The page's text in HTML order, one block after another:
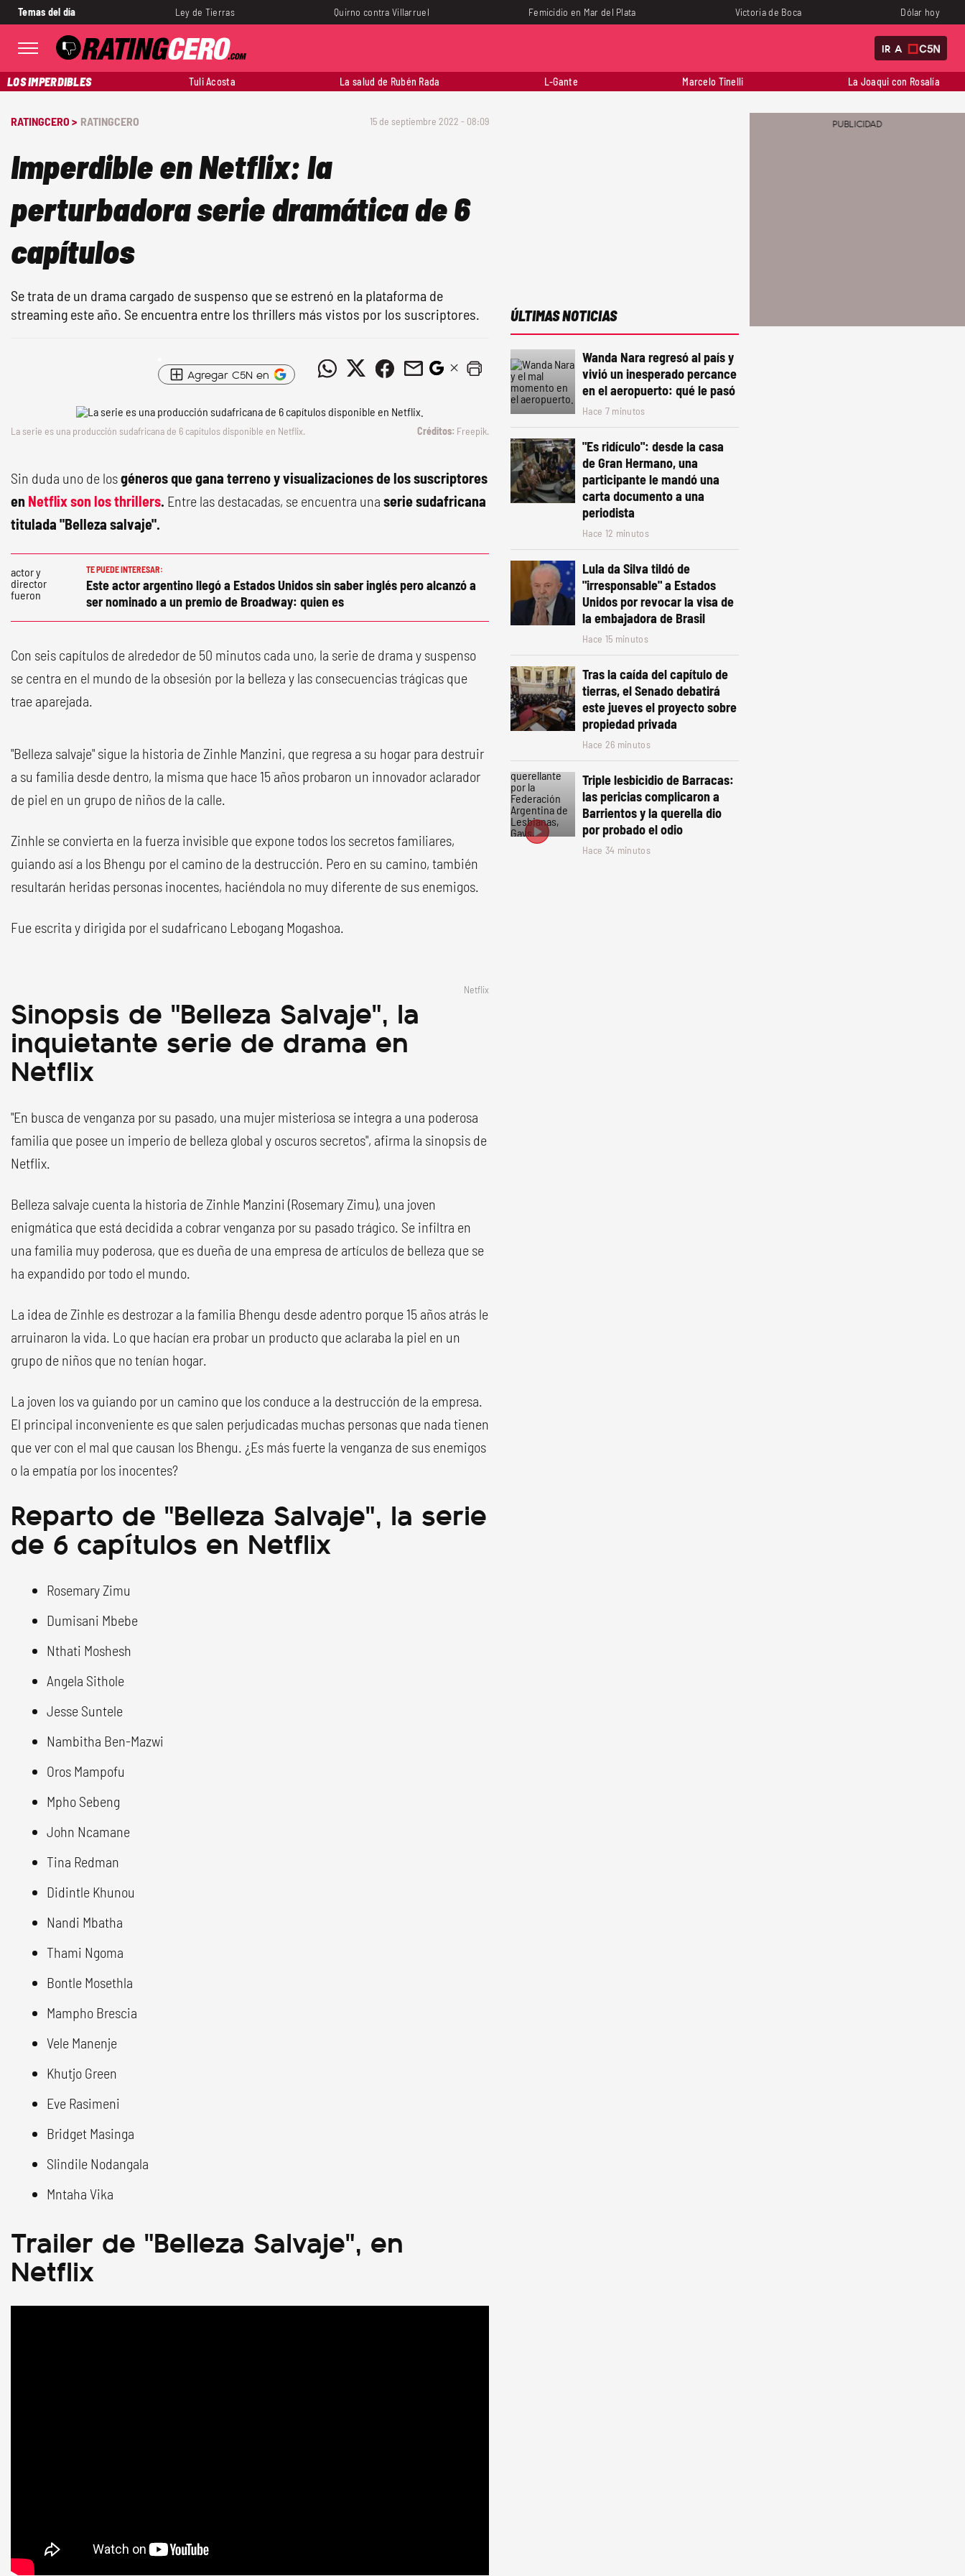
Temas del día Ley de Tierras Quirno contra Villarruel Femicidio en Mar del Plata Victoria de Boca Dólar hoy
IR A
LOS IMPERDIBLES Tuli Acosta La salud de Rubén Rada L-Gante Marcelo Tinelli La Joaqui con Rosalía
RATINGCERO > RATINGCERO 15 de septiembre 2022 - 08:09
Imperdible en Netflix: la
perturbadora serie dramática de 6
capítulos
Se trata de un drama cargado de suspenso que se estrenó en la plataforma de
streaming este año. Se encuentra entre los thrillers más vistos por los suscriptores.
Agregar C5N en
La serie es una producción sudafricana de 6 capítulos disponible en Netflix. Freepik.
Sin duda uno de losgéneros que gana terreno y visualizaciones de los suscriptores
en Netflix son los thrillers. Entre las destacadas, se encuentra una serie sudafricana
titulada "Belleza salvaje".
TE PUEDE INTERESAR:
Este actor argentino llegó a Estados Unidos sin saber inglés pero alcanzó a
ser nominado a un premio de Broadway: quien es
Con seis capítulos de alrededor de 50 minutos cada uno, la serie de drama y suspenso
se centra en el mundo de la obsesión por la belleza y las consecuencias trágicas que
trae aparejada.
"Belleza salvaje" sigue la historia de Zinhle Manzini, que regresa a su hogar para destruir
a su familia desde dentro, la misma que hace 15 años probaron un innovador aclarador
de piel en un grupo de niños de la calle.
Zinhle se convierta en la fuerza invisible que expone todos los secretos familiares,
guiando así a los Bhengu por el camino de la destrucción. Pero en su camino, también
resultarán heridas personas inocentes, haciéndola no muy diferente de sus enemigos.
Fue escrita y dirigida por el sudafricano Lebogang Mogashoa.
Netflix
Sinopsis de "Belleza Salvaje", la
inquietante serie de drama en
Netflix
"En busca de venganza por su pasado, una mujer misteriosa se integra a una poderosa
familia que posee un imperio de belleza global y oscuros secretos", afirma la sinopsis de
Netflix.
Belleza salvaje cuenta la historia de Zinhle Manzini (Rosemary Zimu), una joven
enigmática que está decidida a cobrar venganza por su pasado trágico. Se infiltra en
una familia muy poderosa, que es dueña de una empresa de artículos de belleza que se
ha expandido por todo el mundo.
La idea de Zinhle es destrozar a la familia Bhengu desde adentro porque 15 años atrás le
arruinaron la vida. Lo que hacían era probar un producto que aclaraba la piel en un
grupo de niños que no tenían hogar.
La joven los va guiando por un camino que los conduce a la destrucción de la empresa.
El principal inconveniente es que salen perjudicadas muchas personas que nada tienen
que ver con el mal que causan los Bhengu. ¿Es más fuerte la venganza de sus enemigos
o la empatía por los inocentes?
Reparto de "Belleza Salvaje", la serie
de 6 capítulos en Netflix
Rosemary Zimu
Dumisani Mbebe
Nthati Moshesh
Angela Sithole
Jesse Suntele
Nambitha Ben-Mazwi
Oros Mampofu
Mpho Sebeng
John Ncamane
Tina Redman
Didintle Khunou
Nandi Mbatha
Thami Ngoma
Bontle Mosethla
Mampho Brescia
Vele Manenje
Khutjo Green
Eve Rasimeni
Bridget Masinga
Slindile Nodangala
Mntaha Vika
Trailer de "Belleza Salvaje", en
Netflix
ÚLTIMAS NOTICIAS
Wanda Nara regresó al país y
vivió un inesperado percance
en el aeropuerto: qué le pasó
Hace 7 minutos
"Es ridículo": desde la casa
de Gran Hermano, una
participante le mandó una
carta documento a una
periodista
Hace 12 minutos
Lula da Silva tildó de
"irresponsable" a Estados
Unidos por revocar la visa de
la embajadora de Brasil
Hace 15 minutos
Tras la caída del capítulo de
tierras, el Senado debatirá
este jueves el proyecto sobre
propiedad privada
Hace 26 minutos
Triple lesbicidio de Barracas:
las pericias complicaron a
Barrientos y la querella dio
por probado el odio
Hace 34 minutos